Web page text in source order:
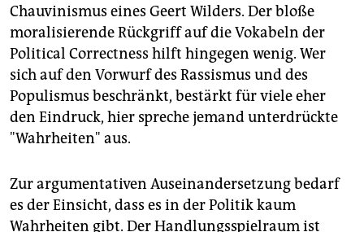
Chauvinismus eines Geert Wilders. Der bloße
moralisierende Rückgriff auf die Vokabeln der
Political Correctness hilft hingegen wenig. Wer
sich auf den Vorwurf des Rassismus und des
Populismus beschränkt, bestärkt für viele eher
den Eindruck, hier spreche jemand unterdrückte
"Wahrheiten" aus.
Zur argumentativen Auseinandersetzung bedarf
es der Einsicht, dass es in der Politik kaum
Wahrheiten gibt. Der Handlungsspielraum ist